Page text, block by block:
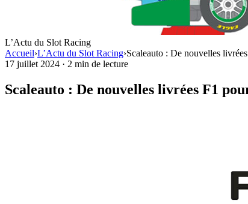
L’Actu du Slot Racing
Accueil›L’Actu du Slot Racing›Scaleauto : De nouvelles
17 juillet 2024 · 2 min de lecture
Scaleauto : De nouvelles livrées F1